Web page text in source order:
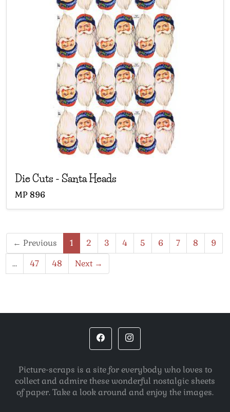
Die Cuts - Santa Heads
MP896
← Previous 1 2 3 4 5 6 7 8
9
…
47 48 Next →
Picture-scraps is a site for everybody who loves to
collect and admire these wonderful nostalgic sheets
of paper. Take a look around and enjoy the images.